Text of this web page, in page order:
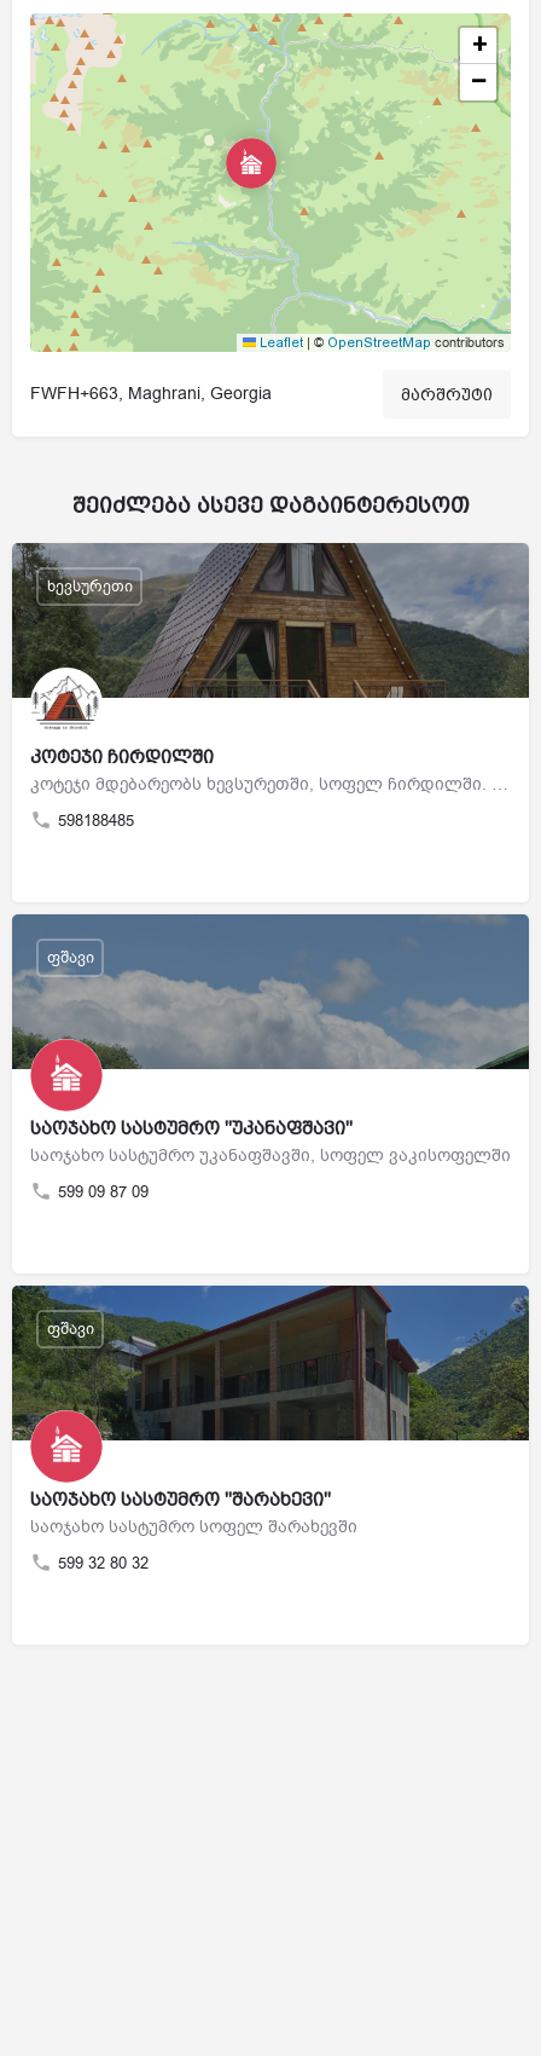
+
−
Leaflet | © OpenStreetMap contributors
FWFH+663, Maghrani, Georgia მარშრუტი
შეიძლება ასევე დაგაინტერესოთ
კოტეჯი ჩირდილში
კოტეჯი მდებარეობს ხევსურეთში, სოფელ ჩირდილში. არის ორი დამოუკიდებელი კოტეჯი, 4 და 2 ადგილიანი.
598188485
ხევსურეთი
საოჯახო სასტუმრო "უკანაფშავი"
საოჯახო სასტუმრო უკანაფშავში, სოფელ ვაკისოფელში
599 09 87 09
ფშავი
საოჯახო სასტუმრო "შარახევი"
საოჯახო სასტუმრო სოფელ შარახევში
599 32 80 32
ფშავი